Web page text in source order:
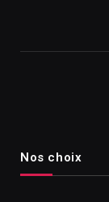
Nos choix